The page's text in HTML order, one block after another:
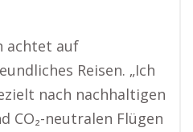
achtet auf
Reisen. „Ich
nach nachhaltigen
CO₂-neutralen Flügen